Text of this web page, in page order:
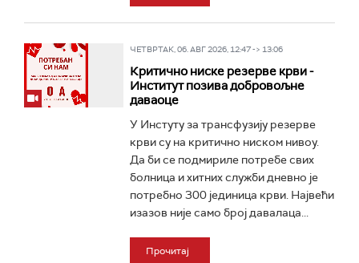
ЧЕТВРТАК, 06. АВГ 2026, 12:47 -> 13:06
Критично ниске резерве крви -
Институт позива добровољне
даваоце
У Инстуту за трансфузију резерве
крви су на критично ниском нивоу.
Да би се подмириле потребе свих
болница и хитних служби дневно је
потребно 300 јединица крви. Највећи
изазов није само број давалаца...
Прочитај